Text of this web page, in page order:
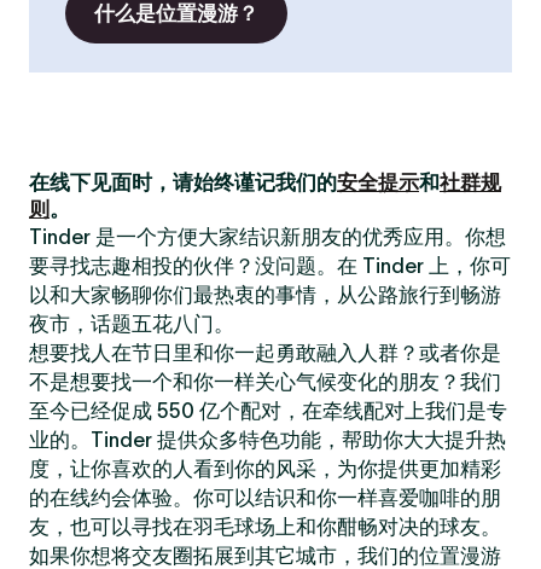
什么是位置漫游？
在线下见面时，请始终谨记我们的安全提示和社群规
则 。
Tinder 是一个方便大家结识新朋友的优秀应用。你想
要寻找志趣相投的伙伴？没问题。在 Tinder 上，你可
以和大家畅聊你们最热衷的事情，从公路旅行到畅游
夜市，话题五花八门。
想要找人在节日里和你一起勇敢融入人群？或者你是
不是想要找一个和你一样关心气候变化的朋友？我们
至今已经促成 550 亿个配对，在牵线配对上我们是专
业的。Tinder 提供众多特色功能，帮助你大大提升热
度，让你喜欢的人看到你的风采，为你提供更加精彩
的在线约会体验。你可以结识和你一样喜爱咖啡的朋
友，也可以寻找在羽毛球场上和你酣畅对决的球友。
如果你想将交友圈拓展到其它城市，我们的位置漫游